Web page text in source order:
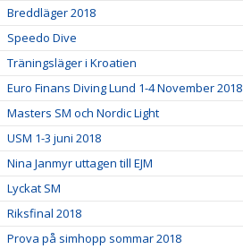
Breddläger 2018
Speedo Dive
Träningsläger i Kroatien
Euro Finans Diving Lund 1-4 November 2018
Masters SM och Nordic Light
USM 1-3 juni 2018
Nina Janmyr uttagen till EJM
Lyckat SM
Riksfinal 2018
Prova på simhopp sommar 2018